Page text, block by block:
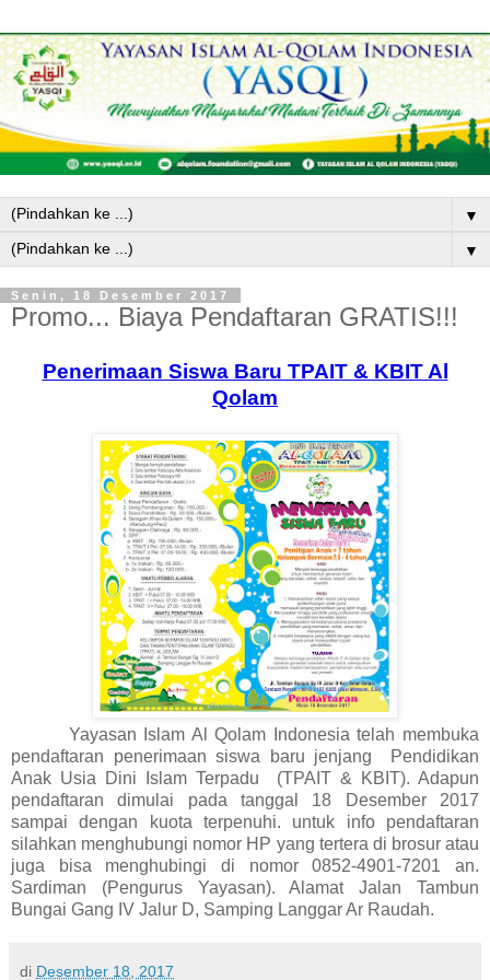
▼
▼
Senin, 18 Desember 2017
Promo... Biaya Pendaftaran GRATIS!!!
Penerimaan Siswa Baru TPAIT & KBIT Al
Qolam
Yayasan Islam Al Qolam Indonesia telah membuka
pendaftaran penerimaan siswa baru jenjang Pendidikan
Anak Usia Dini Islam Terpadu (TPAIT & KBIT). Adapun
pendaftaran dimulai pada tanggal 18 Desember 2017
sampai dengan kuota terpenuhi. untuk info pendaftaran
silahkan menghubungi nomor HP yang tertera di brosur atau
juga bisa menghubingi di nomor 0852-4901-7201 an.
Sardiman (Pengurus Yayasan). Alamat Jalan Tambun
Bungai Gang IV Jalur D, Samping Langgar Ar Raudah.
di Desember 18, 2017